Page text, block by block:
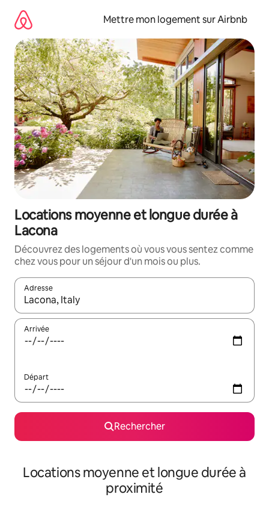
directement
contenu
Mettre mon logement sur Airbnb
Locations moyenne et longue durée à
Lacona
Découvrez des logements où vous vous sentez comme
chez vous pour un séjour d'un mois ou plus.
Adresse
Lorsque les résultats s'affichent, utilisez les flèches vers le
Arrivée
Départ
Rechercher
Locations moyenne et longue durée à
proximité